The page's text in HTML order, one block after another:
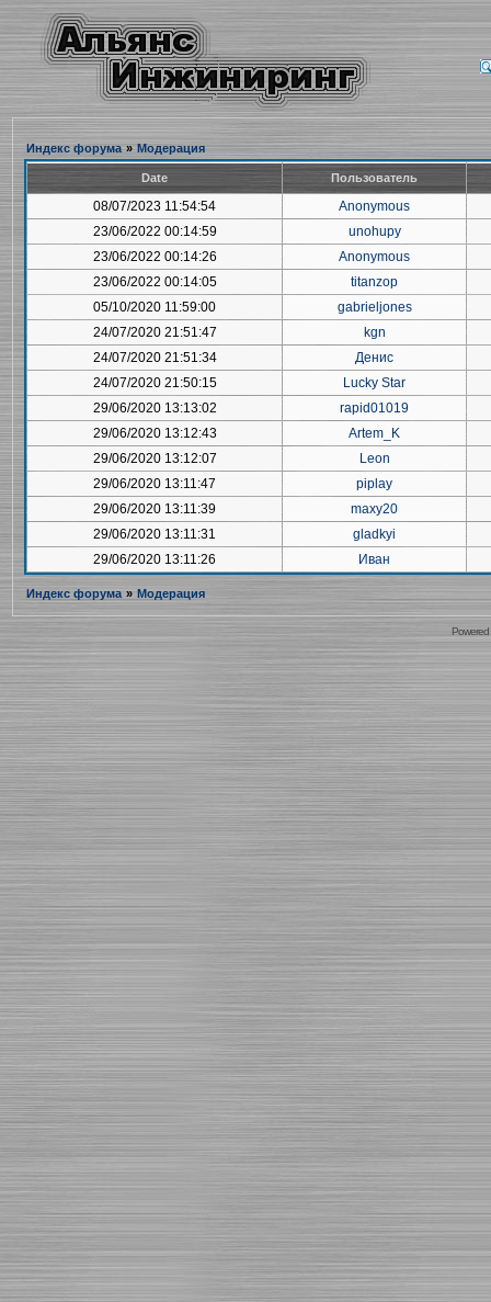
Индекс форума » Модерация
Date Пользователь
08/07/2023 11:54:54
Anonymous
23/06/2022 00:14:59
unohupy
23/06/2022 00:14:26
Anonymous
23/06/2022 00:14:05
titanzop
05/10/2020 11:59:00
gabrieljones
24/07/2020 21:51:47
kgn
24/07/2020 21:51:34
Денис
24/07/2020 21:50:15
Lucky Star
29/06/2020 13:13:02
rapid01019
29/06/2020 13:12:43
Artem_K
29/06/2020 13:12:07
Leon
29/06/2020 13:11:47
piplay
29/06/2020 13:11:39
maxy20
29/06/2020 13:11:31
gladkyi
29/06/2020 13:11:26
Иван
Индекс форума » Модерация